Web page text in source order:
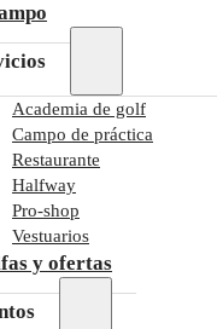
Academia de golf
Campo de práctica
Restaurante
Halfway
Pro-shop
Vestuarios
y ofertas